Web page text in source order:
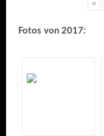
«
Fotos von 2017: